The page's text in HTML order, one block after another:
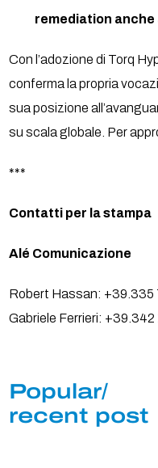
remediation anche
Con l’adozione di Torq
conferma la propria
sua posizione
su scala globale. Per
***
Contatti per la stampa
Alé Comunicazione
Robert Hassan: +39.335
Gabriele Ferrieri: +39.342
Popular/
recent post